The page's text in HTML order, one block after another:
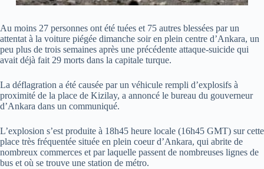
Au moins 27 personnes ont été tuées et 75 autres blessées par un
attentat à la voiture piégée dimanche soir en plein centre d’Ankara, un
peu plus de trois semaines après une précédente attaque-suicide qui
avait déjà fait 29 morts dans la capitale turque.
La déflagration a été causée par un véhicule rempli d’explosifs à
proximité de la place de Kizilay, a annoncé le bureau du gouverneur
d’Ankara dans un communiqué.
L’explosion s’est produite à 18h45 heure locale (16h45 GMT) sur cette
place très fréquentée située en plein coeur d’Ankara, qui abrite de
nombreux commerces et par laquelle passent de nombreuses lignes de
bus et où se trouve une station de métro.